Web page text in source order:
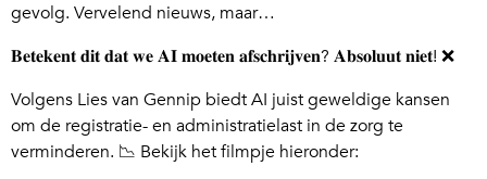
gevolg. Vervelend nieuws, maar…
𝐁𝐞𝐭𝐞𝐤𝐞𝐧𝐭 𝐝𝐢𝐭 𝐝𝐚𝐭 𝐰𝐞 𝐀𝐈 𝐦𝐨𝐞𝐭𝐞𝐧 𝐚𝐟𝐬𝐜𝐡𝐫𝐢𝐣𝐯𝐞𝐧? 𝐀𝐛𝐬𝐨𝐥𝐮𝐮𝐭 𝐧𝐢𝐞𝐭! ❌
Volgens Lies van Gennip biedt AI juist geweldige kansen
om de registratie- en administratielast in de zorg te
verminderen. 📉 Bekijk het filmpje hieronder: